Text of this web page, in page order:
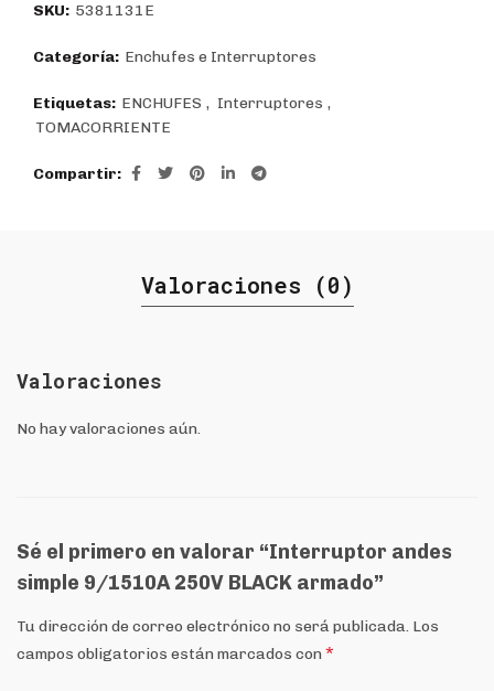
SKU: 5381131E
Categoría: Enchufes e Interruptores
Etiquetas: ENCHUFES , Interruptores ,
TOMACORRIENTE
Compartir
Valoraciones (0)
Valoraciones
No hay valoraciones aún.
Sé el primero en valorar “Interruptor andes
simple 9/1510A 250V BLACK armado”
Tu dirección de correo electrónico no será publicada. Los
campos obligatorios están marcados con *